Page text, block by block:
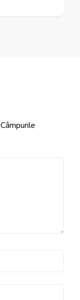
Câmpurile